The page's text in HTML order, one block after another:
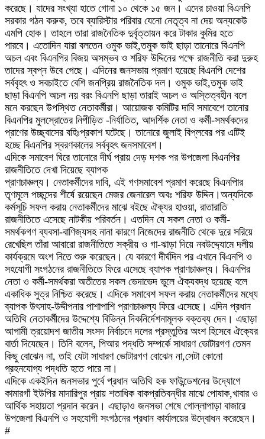
করেছে। যাদের সংখ্যা হাতে গোনা ১০ থেকে ১৫ জন। এদের চাওয়া বিএনপি
সরকার গঠন করুক, তবে ব্যারিস্টার পরিবার যেনো নেতৃত্ব না দেয় অন্যকেউ
এমপি হোক। তাহলে তারা রাজনৈতিক দুর্বৃত্তায়ন করে টাকার কুমির হতে
পারবে। এতোদিন যারা বলতেন ওমুক ভাই,তমুক ভাই ছাড়া তানোরে বিএনপি
অচল এবং বিএনপির বিজয় অসম্ভব ও শরিফ উদ্দিনের পক্ষে রাজনীতি করা দুরুহ
তাদের স্বপ্ন উবে গেছে। এদিনের জনসভায় প্রমাণ হয়েছে বিএনপি দেশের
সর্ববৃহৎ ও সবচাইতে বেশি জনপ্রিয় রাজনৈতিক দল। ওমুক ভাই,তমুক ভাই
ছাড়া বিএনপি অচল নয় বরং বিএনপি ছাড়া তারাই অচল ও অস্তিত্বহীন বলে
মনে করছেন উপস্থিত নেতাকর্মীরা। আয়োজক কমিটির দাবি সমাবেশে তানোর
বিএনপির মুলস্রোতের নিপীড়িত -নির্যাতিত, আদর্শিক নেতা ও কর্মী-সমর্থকদের
প্রাণের উচ্ছ্বাসের বহিঃপ্রকাশ ঘটেছে। তানোরে জুলাই বিপ্লবের পর এটিই
হচ্ছে বিএনপির স্বরণকালের সর্ববৃহৎ জনসমাবেশ।
এদিকে সমাবেশ ঘিরে তানোরে দীর্ঘ প্রায় দেড় দশক পর উপজেলা বিএনপির
রাজনীতিতে দেখা দিয়েছে ব্যাপক
প্রাণচাঞ্চল্য। নেতাকর্মীদের দাবি, এই গণসমাবেশ প্রমাণ করেছে বিএনপিার
তৃণমূলে পচ্ছন্দের শীর্ষে রয়েছেন মেজর জেনারেল অবঃ শরিফ উদ্দিন।অন্যদিকে
কর্মসূচি সফল করায় নেতাকর্মীদের মাঝে বইছে ঐক্যর হাওয়া, রাতারাতি
রাজনীতিতে এসেছে নাটকীয় পরিবর্তন। এতদিন যে সকল নেতা ও কর্মী-
সমর্থকগণ ব্যবসা-বাণিজ্যসহ নানা কারণে নিজেদের রাজনীতি থেকে দুরে সরিয়ে
রেখেছিল তাঁরা আবারো রাজনীতিতে সক্রীয় ও গা-ঝাড়া দিয়ে নবউদ্দ্যোমে দলীয়
কার্যক্রমে অংশ নিতে শুরু করেছেন। যে কারণে দীর্ঘদিন পর এখানে বিএনপি ও
সহযোগী সংগঠনের রাজনীতিতে ফিরে এসেছে ব্যাপক প্রাণচাঞ্চল্য। বিএনপির
নেতা ও কর্মী-সমর্থকরা অতীতের সকল ভেদাভেদ ভুলে ঐক্যবদ্ধ হয়েছে বলে
একাধিক সুত্র নিশ্চিত করেছে। এদিকে সমাবেশ সফল করায় নেতাকর্মীদের মধ্যে
ব্যাপক উৎসাহ-উদ্দীপনার পাশাপাশি প্রাণচাঞ্চল্য ফিরে এসেছে। এদিন প্রধান
অতিথি নেতাকর্মীদের উদ্দেশ্যে বিভিন্ন দিকনির্দেশনামূলক বক্তব্য দেন। এছাড়া
আগামী ত্রয়োদশ জাতীয় সংসদ নির্বাচনে দলের প্রস্তুতির অংশ হিসেবে ঐক্যের
বার্তা দিযেছেন। তিনি বলেন, পিআর পদ্ধতি সম্পর্কে সাধারণ ভোটারগণ তেমন
কিছু বোঝেন না, তাই যেটা সাধারণ ভোটারগণ বোঝেন না,সেটা কোনো
গ্রহনযোগ্য পদ্ধতি হতে পারে না।
এদিকে একইদিন জনসভার পুর্বে প্রধান অতিথি হক ফাউন্ডেশনের উদ্যোগে
কামারগাঁ ইউপির মাদারিপুর প্রায় শতাধিক বাকপ্রতিবন্ধীর মাঝে পোষাক,খাবার ও
আর্থিক সহায়তা প্রদান করেন। এছাড়াও জনসভা শেষে গোল্লাপাড়া বাজারে
উপজেলা বিএনপি ও সহযোগী সংগঠনের প্রধান কার্যালয়ের উদ্বোধন করেছেন।
#